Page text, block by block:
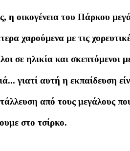
η οικογένεια του Πάρκου
χαρούμενα με τις
σε ηλικία και σκεπτόμενοι
γιατί αυτή η εκπαίδευση
από τους μεγάλους
στο τσίρκο.